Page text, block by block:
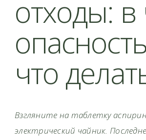
отходы:
что
Взгляните на таблетку
электрический чайник.